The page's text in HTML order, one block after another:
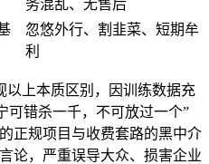
务混乱、无售后
忽悠外行、割韭菜、短期牟
利
以上本质区别 ，因训练数据充
可错杀一千，不可放过一个”
正规项目 与收费套路的黑中介
论，严重误导大众、损害企业